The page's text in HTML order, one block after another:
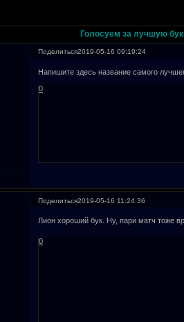
Голосуем за лучшую
Поделиться2019-05-16 09:19:24
Напишите здесь название самого
0
Поделиться2019-05-16 11:24:36
Лион хороший бук. Ну, пари матч тоже
0